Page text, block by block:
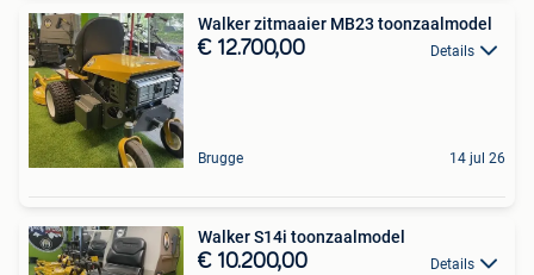
Walker zitmaaier MB23 toonzaalmodel
€ 12.700,00 Details
Brugge 14 jul 26
Walker S14i toonzaalmodel
€ 10.200,00 Details